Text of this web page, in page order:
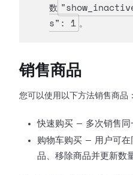
数
s": 1 。
销售商品
您可以使用以下方法销售商品：
快速购买 — 多次销售同
购物车购买 — 用户可在
品、移除商品并更新数